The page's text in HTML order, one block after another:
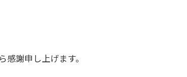
謝申し上げます。